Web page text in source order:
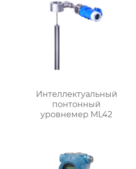
Интеллектуальный
понтонный
уровнемер ML42